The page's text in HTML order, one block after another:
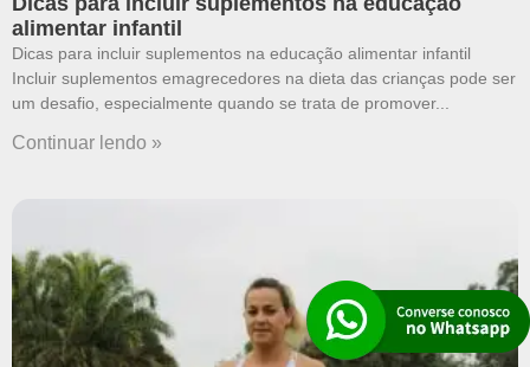
alimentar infantil
Dicas para incluir suplementos na educação alimentar infantil
Incluir suplementos emagrecedores na dieta das crianças pode ser
um desafio, especialmente quando se trata de promover
Continuar lendo »